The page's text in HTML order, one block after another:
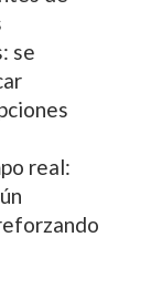
se
real: